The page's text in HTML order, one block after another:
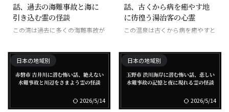
話、過去の海難事故と海に
引き込む霊の怪談
この湾は過去に多くの海難事故が
れる。
話、古くから病を癒やす地
に彷徨う湯治客の心霊
この温泉は古くから病を癒やすと
出るとされる。
日本の地域別
2026/5/14
日本の地域別
2026/5/14